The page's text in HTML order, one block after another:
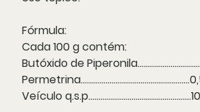
Fórmula:
Cada 100 g contém:
Butóxido de
Veículo